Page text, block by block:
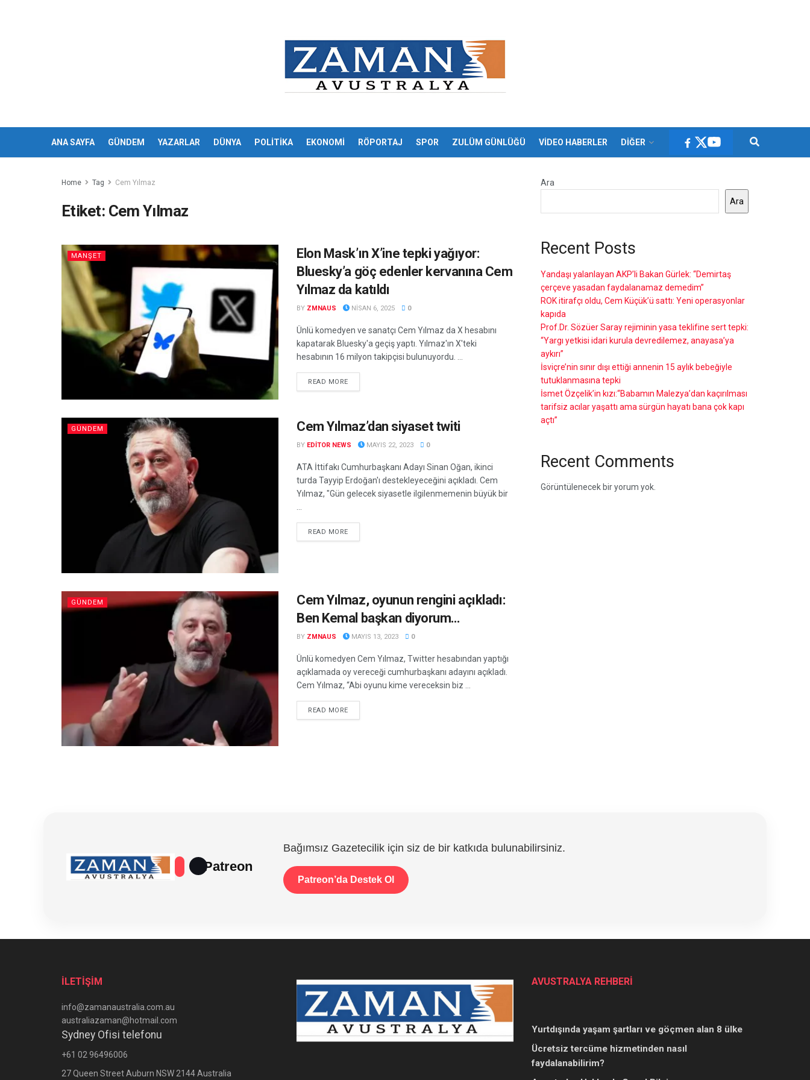
ANA SAYFA GÜNDEM YAZARLAR DÜNYA POLİTİKA EKONOMİ RÖPORTAJ SPOR ZULÜM GÜNLÜĞÜ VİDEO HABERLER DİĞER
Home Tag Cem Yılmaz
Etiket: Cem Yılmaz
MANŞET
Elon Mask’ın X’ine tepki yağıyor:
Bluesky’a göç edenler kervanına Cem
Yılmaz da katıldı
BY ZMNAUS NISAN 6, 2025 0
Ünlü komedyen ve sanatçı Cem Yılmaz da X hesabını
kapatarak Bluesky'a geçiş yaptı. Yılmaz'ın X'teki
hesabının 16 milyon takipçisi bulunuyordu. ...
READ MOREDETAILS
GÜNDEM Cem Yılmaz’dan siyaset twiti
BY EDITOR NEWS MAYIS 22, 2023 0
ATA İttifakı Cumhurbaşkanı Adayı Sinan Oğan, ikinci
turda Tayyip Erdoğan'ı destekleyeceğini açıkladı. Cem
Yılmaz, "Gün gelecek siyasetle ilgilenmemenin büyük bir
...
READ MOREDETAILS
GÜNDEM
Cem Yılmaz, oyunun rengini açıkladı:
Ben Kemal başkan diyorum…
BY ZMNAUS MAYIS 13, 2023 0
Ünlü komedyen Cem Yılmaz, Twitter hesabından yaptığı
açıklamada oy vereceği cumhurbaşkanı adayını açıkladı.
Cem Yılmaz, “Abi oyunu kime vereceksin biz ...
READ MOREDETAILS
Ara
Ara
Recent Posts
Yandaşı yalanlayan AKP’li Bakan Gürlek: “Demirtaş
çerçeve yasadan faydalanamaz demedim”
ROK itirafçı oldu, Cem Küçük’ü sattı: Yeni operasyonlar
kapıda
Prof.Dr. Sözüer Saray rejiminin yasa teklifine sert tepki:
“Yargı yetkisi idari kurula devredilemez, anayasa’ya
aykırı”
İsviçre’nin sınır dışı ettiği annenin 15 aylık bebeğiyle
tutuklanmasına tepki
İsmet Özçelik’in kızı:“Babamın Malezya’dan kaçırılması
tarifsiz acılar yaşattı ama sürgün hayatı bana çok kapı
açtı”
Recent Comments
Görüntülenecek bir yorum yok.
Patreon
Bağımsız Gazetecilik için siz de bir katkıda bulunabilirsiniz.
Patreon’da Destek Ol
İLETİŞİM
info@zamanaustralia.com.au
australiazaman@hotmail.com
Sydney Ofisi telefonu
+61 02 96496006
27 Queen Street Auburn NSW 2144 Australia
AVUSTRALYA REHBERİ
Yurtdışında yaşam şartları ve göçmen alan 8 ülke
Ücretsiz tercüme hizmetinden nasıl
faydalanabilirim?